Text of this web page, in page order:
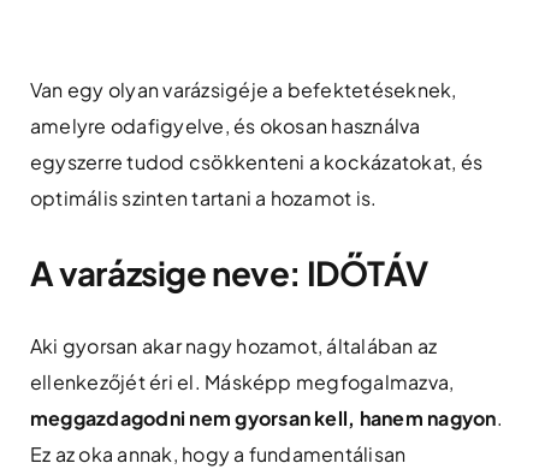
content
Van egy olyan varázsigéje a befektetéseknek,
amelyre odafigyelve, és okosan használva
egyszerre tudod csökkenteni a kockázatokat, és
optimális szinten tartani a hozamot is.
A varázsige neve: IDŐTÁV
Aki gyorsan akar nagy hozamot, általában az
ellenkezőjét éri el. Másképp megfogalmazva,
meggazdagodni nem gyorsan kell, hanem nagyon.
Ez az oka annak, hogy a fundamentálisan